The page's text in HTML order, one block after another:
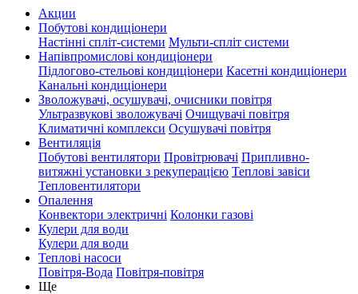
Акции
Побутові кондиціонери
Настінні спліт-системи Мульти-спліт системи
Напівпромислові кондиціонери
Підлогово-стельові кондиціонери Касетні кондиціонери
Канальні кондиціонери
Зволожувачі, осушувачі, очисники повітря
Ультразвукові зволожувачі Очищувачі повітря
Климатичні комплекси Осушувачі повітря
Вентиляція
Побутові вентилятори Провітрювачі Припливно-
витяжні установки з рекуперацією Теплові завіси
Тепловентилятори
Опалення
Конвектори электричні Колонки газові
Кулери для води
Кулери для води
Теплові насоси
Повітря-Вода Повітря-повітря
Ще